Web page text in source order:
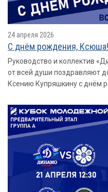
24 апреля 2026
С днём рождения, Ксюша!
Руководство и коллектив
от всей души поздравляют
Ксению Купряшкину с днём